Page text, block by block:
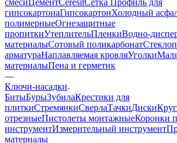
смеси ЦементCeresitСетка Профиль для
гипсокартонаГипсокартонХолодный
полимерныеОгнезащитные
пропиткиУтеплительПленкиВодно-
материалыСотовый поликарбонат
арматураНаплавляемая кровляУголки
материалыПена и герметик
—
Ключи-насадки
БитыБурыЗубилаКрестики для
плиткиСтремянкиСверлаТачкиДиски
отрезныеПистолеты монтажныеКоронки
инструментИзмерительный инструмент
материалы